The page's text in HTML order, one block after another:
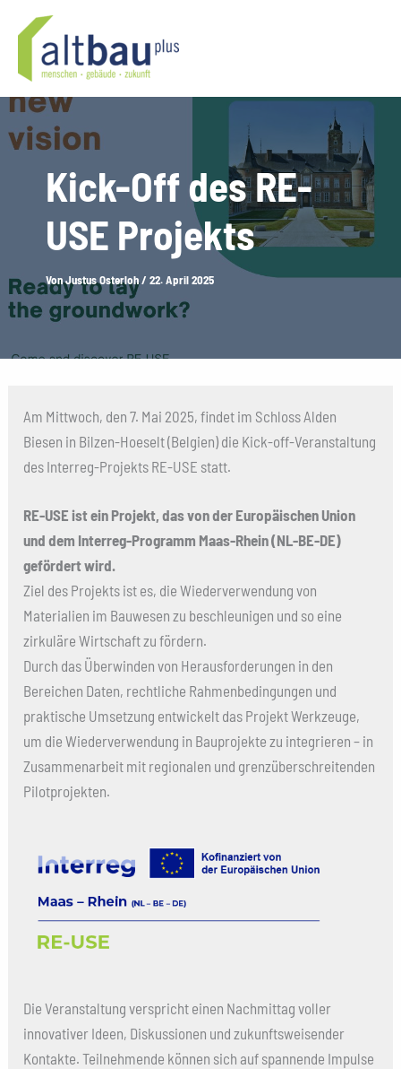
Inhalt
springen
Kick-Off des RE-
USE Projekts
VonJustus Osterloh/ 22. April 2025
Am Mittwoch, den 7. Mai 2025, findet im Schloss Alden
Biesen in Bilzen-Hoeselt (Belgien) die Kick-off-Veranstaltung
des Interreg-Projekts RE-USE statt.
RE-USE ist ein Projekt, das von der Europäischen Union
und dem Interreg-Programm Maas-Rhein (NL-BE-DE)
gefördert wird.
Ziel des Projekts ist es, die Wiederverwendung von
Materialien im Bauwesen zu beschleunigen und so eine
zirkuläre Wirtschaft zu fördern.
Durch das Überwinden von Herausforderungen in den
Bereichen Daten, rechtliche Rahmenbedingungen und
praktische Umsetzung entwickelt das Projekt Werkzeuge,
um die Wiederverwendung in Bauprojekte zu integrieren – in
Zusammenarbeit mit regionalen und grenzüberschreitenden
Pilotprojekten.
Die Veranstaltung verspricht einen Nachmittag voller
innovativer Ideen, Diskussionen und zukunftsweisender
Kontakte. Teilnehmende können sich auf spannende Impulse